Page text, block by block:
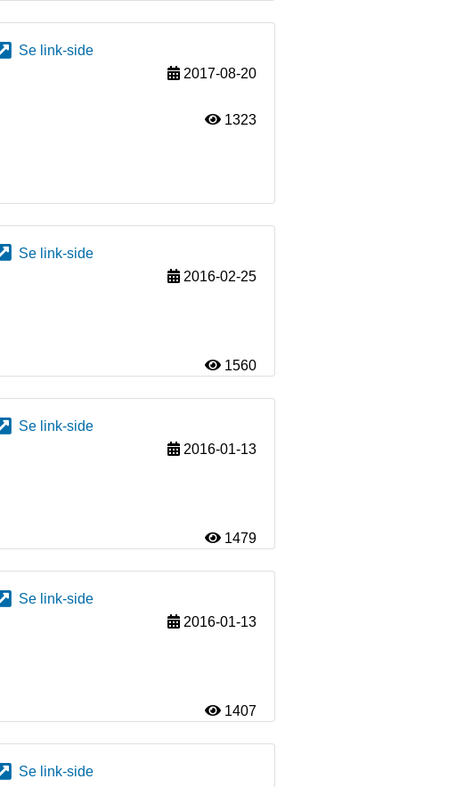
Se link-side
2017-08-20
1323
Se link-side
2016-02-25
1560
Se link-side
2016-01-13
1479
Se link-side
2016-01-13
1407
Se link-side